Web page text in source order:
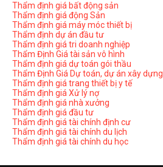
Thẩm định giá bất động sản
Thẩm định giá động Sản
Thẩm định giá máy móc thiết bị
Thẩm định dự án đầu tư
Thẩm định giá tri doanh nghiệp
Thẩm Định Giá tài sản vô hình
Thẩm định giá dự toán gói thầu
Thẩm Định Giá Dự toán, dự án xây dựng
Thẩm định giá trang thiết bị y tế
Thẩm định giá Xử lý nợ
Thẩm định giá nhà xưởng
Thẩm định giá đầu tư
Thẩm định giá tài chính định cư
Thẩm định giá tài chính du lịch
Thẩm định giá tài chính du học